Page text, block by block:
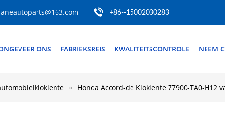
janeautoparts@163.com +86--15002030283
ONS FABRIEKSREIS KWALITEITSCONTROLE NEEM
Honda Accord-de Kloklente 77900-TA0-